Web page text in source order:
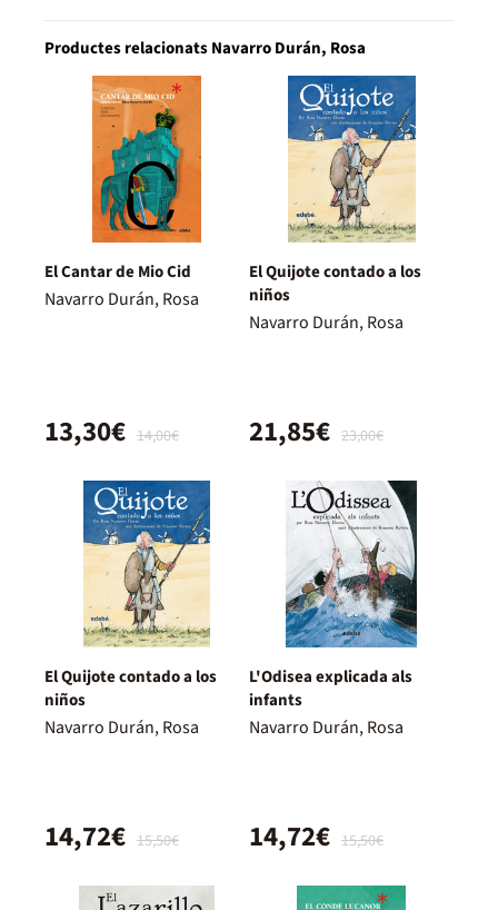
Productes relacionats Navarro Durán, Rosa
El Cantar de Mio Cid
Navarro Durán, Rosa
14,00€
13,30€
El Quijote contado a los
niños
Navarro Durán, Rosa
23,00€
21,85€
El Quijote contado a los
niños
Navarro Durán, Rosa
15,50€
14,72€
L'Odisea explicada als
infants
Navarro Durán, Rosa
15,50€
14,72€